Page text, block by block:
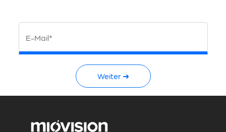
E-Mail*
Weiter ➜